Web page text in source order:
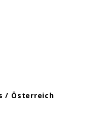
/ Österreich